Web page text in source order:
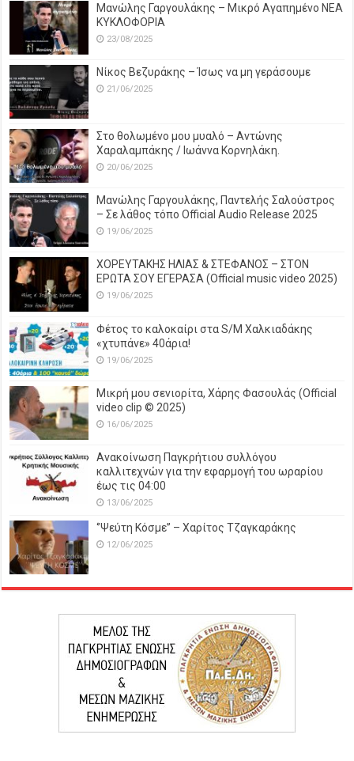
Μανώλης Γαργουλάκης – Μικρό Αγαπημένο NEΑ
ΚΥΚΛΟΦΟΡΙΑ
23/08/2025
Νίκος Βεζυράκης – Ίσως να μη γεράσουμε
21/06/2025
Στο θολωμένο μου μυαλό – Αντώνης
Χαραλαμπάκης / Ιωάννα Κορνηλάκη.
20/06/2025
Μανώλης Γαργουλάκης, Παντελής Σαλούστρος
– Σε λάθος τόπο Official Audio Release 2025
19/06/2025
ΧΟΡΕΥΤΑΚΗΣ ΗΛΙΑΣ & ΣΤΕΦΑΝΟΣ – ΣΤΟΝ
ΕΡΩΤΑ ΣΟΥ ΕΓΕΡΑΣΑ (Official music video 2025)
19/06/2025
Φέτος το καλοκαίρι στα S/M Χαλκιαδάκης
«χτυπάνε» 40άρια!
19/06/2025
Μικρή μου σενιορίτα, Χάρης Φασουλάς (Official
video clip © 2025)
16/06/2025
Ανακοίνωση Παγκρήτιου συλλόγου
καλλιτεχνών για την εφαρμογή του ωραρίου
έως τις 04:00
13/06/2025
‘’Ψεύτη Κόσμε’’ – Χαρίτος Τζαγκαράκης
12/06/2025